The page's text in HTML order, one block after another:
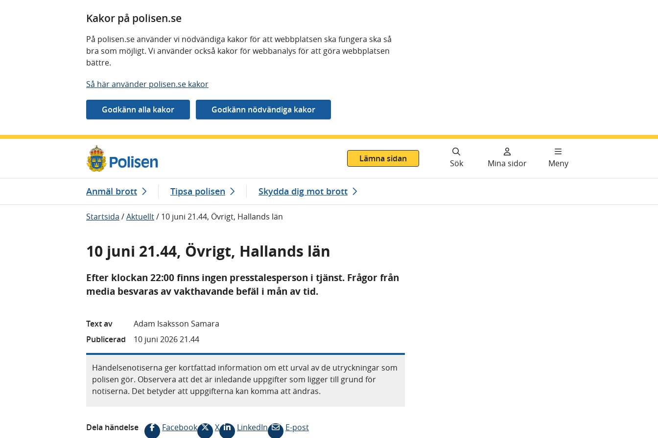
Kakor på polisen.se
På polisen.se använder vi nödvändiga kakor för att webbplatsen ska fungera ska så
bra som möjligt. Vi använder också kakor för webbanalys för att göra webbplatsen
bättre.
Så här använder polisen.se kakor
Lämna sidan
Sök Mina sidor Meny
Anmäl brott Tipsa polisen Skydda dig mot brott
Startsida /Aktuellt/ 10 juni 21.44, Övrigt, Hallands län
10 juni 21.44, Övrigt, Hallands län
Efter klockan 22:00 finns ingen presstalesperson i tjänst. Frågor från
media besvaras av vakthavande befäl i mån av tid.
Text av
Adam Isaksson Samara
Publicerad
10 juni 2026 21.44
Händelsenotiserna ger kortfattad information om ett urval av de utryckningar som
polisen gör. Observera att det är inledande uppgifter som ligger till grund för
notiserna. Det betyder att uppgifterna kan komma att ändras.
Dela händelse Facebook X LinkedIn E-post